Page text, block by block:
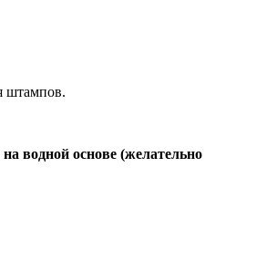
штампов.
водной основе (желательно